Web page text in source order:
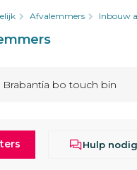
Afvalemmers Inbouw
Brabantia bo touch bin
Hulp